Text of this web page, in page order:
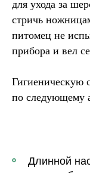
для ухода за
стричь
питомец не
прибора и вел
Гигиеническую
по следующему
Длинной